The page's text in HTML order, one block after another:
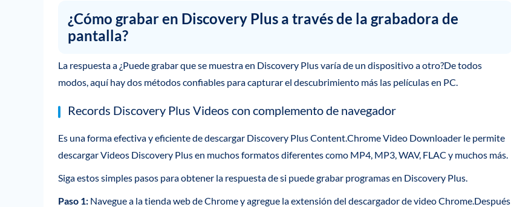
¿Cómo grabar en Discovery Plus a través de la grabadora de
pantalla?
La respuesta a ¿Puede grabar que se muestra en Discovery Plus varía de un dispositivo a otro?De todos
modos, aquí hay dos métodos confiables para capturar el descubrimiento más las películas en PC.
Records Discovery Plus Videos con complemento de navegador
Es una forma efectiva y eficiente de descargar Discovery Plus Content.Chrome Video Downloader le permite
descargar Videos Discovery Plus en muchos formatos diferentes como MP4, MP3, WAV, FLAC y muchos más.
Siga estos simples pasos para obtener la respuesta de si puede grabar programas en Discovery Plus.
Paso 1: Navegue a la tienda web de Chrome y agregue la extensión del descargador de video Chrome.Después